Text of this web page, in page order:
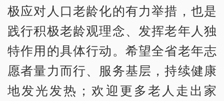
极应对人口老龄化的有力举措，也是
践行积极老龄观理念、发挥老年人独
特作用的具体行动。希望全省老年志
愿者量力而行、服务基层，持续健康
地发光发热；欢迎更多老人走出家